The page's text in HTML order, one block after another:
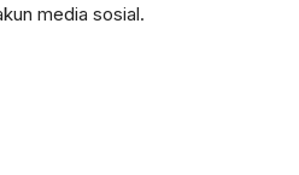
media sosial.